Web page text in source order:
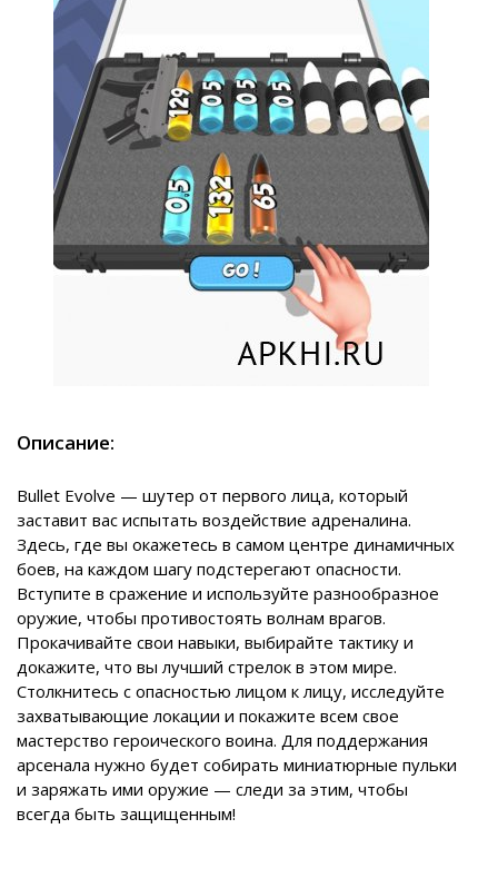
Описание:
Bullet Evolve — шутер от первого лица, который
заставит вас испытать воздействие адреналина.
Здесь, где вы окажетесь в самом центре динамичных
боев, на каждом шагу подстерегают опасности.
Вступите в сражение и используйте разнообразное
оружие, чтобы противостоять волнам врагов.
Прокачивайте свои навыки, выбирайте тактику и
докажите, что вы лучший стрелок в этом мире.
Столкнитесь с опасностью лицом к лицу, исследуйте
захватывающие локации и покажите всем свое
мастерство героического воина. Для поддержания
арсенала нужно будет собирать миниатюрные пульки
и заряжать ими оружие — следи за этим, чтобы
всегда быть защищенным!